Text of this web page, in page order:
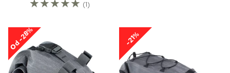
☆☆☆☆☆ (1)
Od -28% -21%